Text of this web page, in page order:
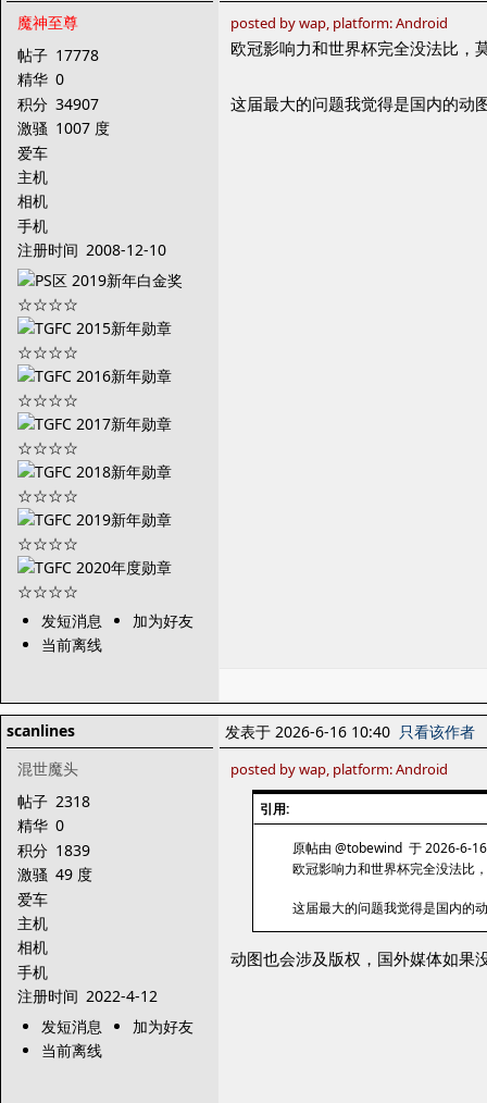
魔神至尊
帖子 17778
精华 0
积分 34907
激骚 1007 度
爱车
主机
相机
手机
注册时间 2008-12-10
发短消息
加为好友
当前离线
posted by wap, platform: Android
欧冠影响力和世界杯完全没法比，
这届最大的问题我觉得是国内的动
scanlines
混世魔头
帖子 2318
精华 0
积分 1839
激骚 49 度
爱车
主机
相机
手机
注册时间 2022-4-12
发短消息
加为好友
当前离线
发表于 2026-6-16 10:40 只看该作者
posted by wap, platform: Android
引用:
原帖由 @tobewind 于 2026-6-
欧冠影响力和世界杯完全没法比
这届最大的问题我觉得是国内的
动图也会涉及版权，国外媒体如果